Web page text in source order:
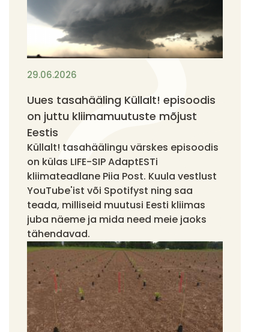
29.06.2026
Uues tasahääling Küllalt! episoodis
on juttu kliimamuutuste mõjust
Eestis
Küllalt! tasahäälingu värskes episoodis
on külas LIFE-SIP AdaptESTi
kliimateadlane Piia Post. Kuula vestlust
YouTube'ist või Spotifyst ning saa
teada, milliseid muutusi Eesti kliimas
juba näeme ja mida need meie jaoks
tähendavad.